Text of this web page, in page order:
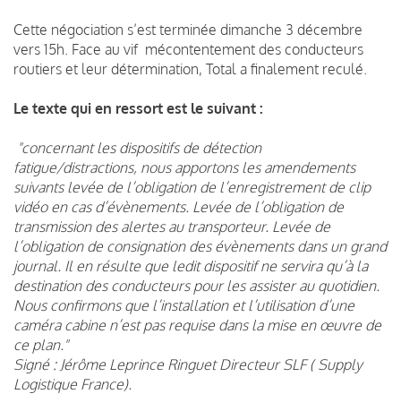
Cette négociation s’est terminée dimanche 3 décembre
vers 15h. Face au vif mécontentement des conducteurs
routiers et leur détermination, Total a finalement reculé.
Le texte qui en ressort est le suivant :
"concernant les dispositifs de détection
fatigue/distractions, nous apportons les amendements
suivants levée de l’obligation de l’enregistrement de clip
vidéo en cas d’évènements. Levée de l’obligation de
transmission des alertes au transporteur. Levée de
l’obligation de consignation des évènements dans un grand
journal. Il en résulte que ledit dispositif ne servira qu’à la
destination des conducteurs pour les assister au quotidien.
Nous confirmons que l’installation et l’utilisation d’une
caméra cabine n’est pas requise dans la mise en œuvre de
ce plan."
Signé : Jérôme Leprince Ringuet Directeur SLF ( Supply
Logistique France).